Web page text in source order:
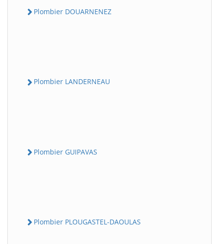
Plombier DOUARNENEZ
Plombier LANDERNEAU
Plombier GUIPAVAS
Plombier PLOUGASTEL-DAOULAS